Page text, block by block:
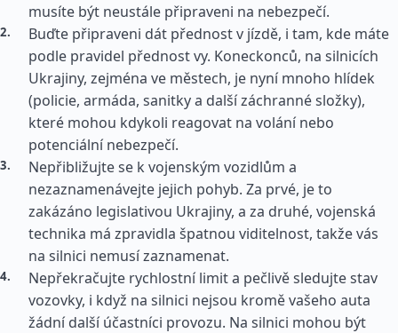
musíte být neustále připraveni na nebezpečí.
Buďte připraveni dát přednost v jízdě, i tam, kde máte
podle pravidel přednost vy. Koneckonců, na silnicích
Ukrajiny, zejména ve městech, je nyní mnoho hlídek
(policie, armáda, sanitky a další záchranné složky),
které mohou kdykoli reagovat na volání nebo
potenciální nebezpečí.
Nepřibližujte se k vojenským vozidlům a
nezaznamenávejte jejich pohyb. Za prvé, je to
zakázáno legislativou Ukrajiny, a za druhé, vojenská
technika má zpravidla špatnou viditelnost, takže vás
na silnici nemusí zaznamenat.
Nepřekračujte rychlostní limit a pečlivě sledujte stav
vozovky, i když na silnici nejsou kromě vašeho auta
žádní další účastníci provozu. Na silnici mohou být